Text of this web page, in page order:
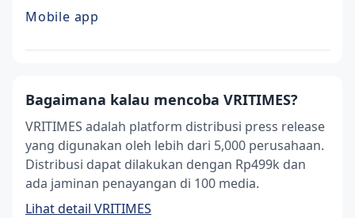
Mobile app
Bagaimana kalau mencoba VRITIMES?
VRITIMES adalah platform distribusi press release
yang digunakan oleh lebih dari 5,000 perusahaan.
Distribusi dapat dilakukan dengan Rp499k dan
ada jaminan penayangan di 100 media.
Lihat detail VRITIMES